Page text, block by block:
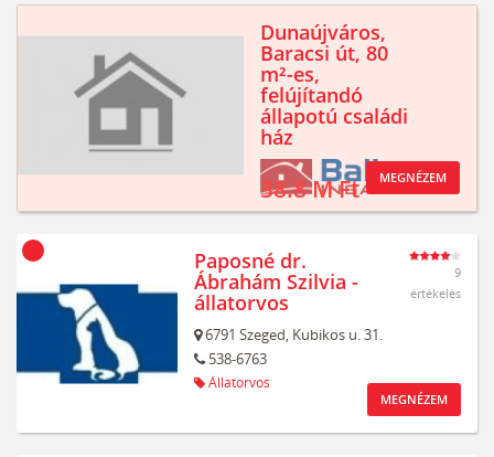
Dunaújváros,
Baracsi út, 80
m²-es,
felújítandó
állapotú családi
ház
38.8 M Ft MEGNÉZEM
Paposné dr.
Ábrahám Szilvia -
állatorvos
6791 Szeged, Kubikos u. 31.
538-6763
Állatorvos
9
értékelés
MEGNÉZEM